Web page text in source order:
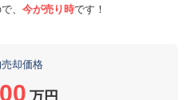
、 今が売り時です！
却価格
万円